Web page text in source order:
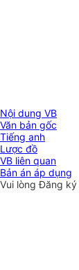
Nội dung VB
Văn bản gốc
Tiếng anh
Lược đồ
VB liên quan
Bản án áp dụng
Vui lòngĐăng ký